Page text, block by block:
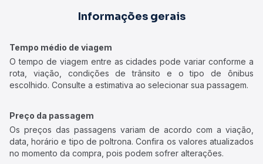
Informações gerais
Tempo médio de viagem
O tempo de viagem entre as cidades pode variar conforme a
rota, viação, condições de trânsito e o tipo de ônibus
escolhido. Consulte a estimativa ao selecionar sua passagem.
Preço da passagem
Os preços das passagens variam de acordo com a viação,
data, horário e tipo de poltrona. Confira os valores atualizados
no momento da compra, pois podem sofrer alterações.